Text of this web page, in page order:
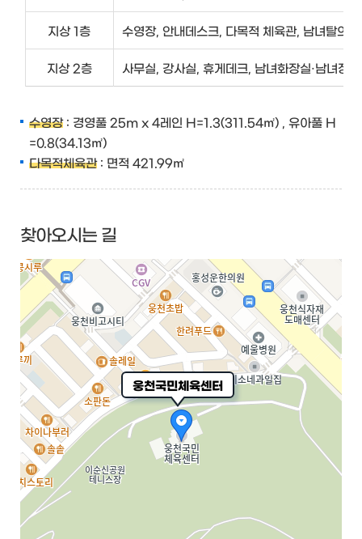
지상 1층 수영장, 안내데스크, 다목적 체육관, 남녀탈의
지상 2층 사무실, 강사실, 휴게데크, 남녀화장실·남녀장
수영장: 경영풀 25m x 4레인 H=1.3(311.54㎡) , 유아풀 H
=0.8(34.13㎡)
다목적체육관: 면적 421.99㎡
찾아오시는 길
웅천국민체육센터